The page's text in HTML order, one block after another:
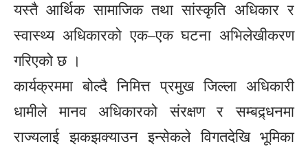
यस्तै आर्थिक सामाजिक तथा सांस्कृति अधिकार र
स्वास्थ्य अधिकारको एक–एक घटना अभिलेखीकरण
गरिएको छ ।
कार्यक्रममा बोल्दै निमित्त प्रमुख जिल्ला अधिकारी
धामीले मानव अधिकारको संरक्षण र सम्बद्र्धनमा
राज्यलाई झकझक्याउन इन्सेकले विगतदेखि भूमिका